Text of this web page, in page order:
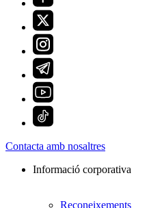
Contacta amb nosaltres
Informació corporativa
Reconeixements